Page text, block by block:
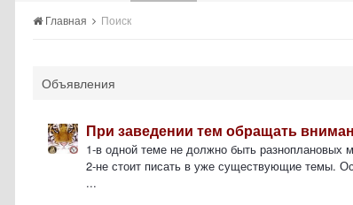
Главная Поиск
Объявления
При заведении тем обращать
1-в одной теме не должно быть
2-не стоит писать в уже существующие темы.
...